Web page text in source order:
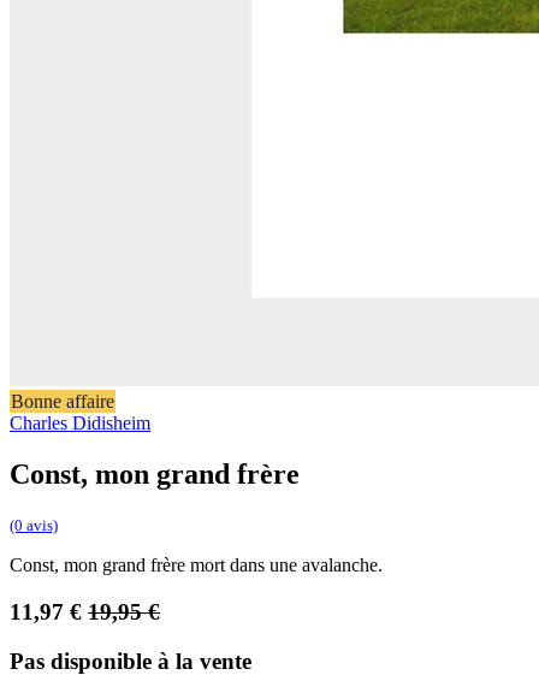
Bonne affaire
Charles Didisheim
Const, mon grand frère
(0 avis)
Const, mon grand frère mort dans une avalanche.
11,97 € 19,95€
Pas disponible à la vente